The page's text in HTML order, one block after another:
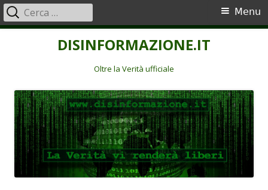
DISINFORMAZIONE.IT
Oltre la Verità ufficiale
Menu
principale
Menu
Ricerca
per: